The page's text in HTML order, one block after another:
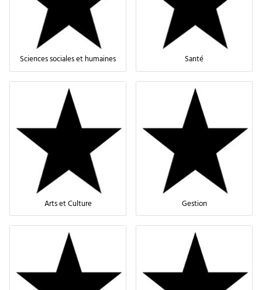
Sciences sociales et humaines Santé
Arts et Culture Gestion